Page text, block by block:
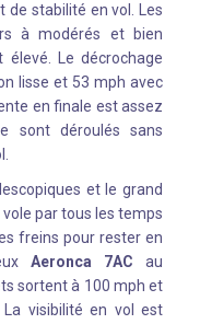
de stabilité en vol. Les
à modérés et bien
Le décrochage
lisse et 53 mph avec
en finale est assez
sont déroulés sans
et le grand
par tous les temps
freins pour rester en
Aeronca 7AC au
sortent à 100 mph et
visibilité en vol est